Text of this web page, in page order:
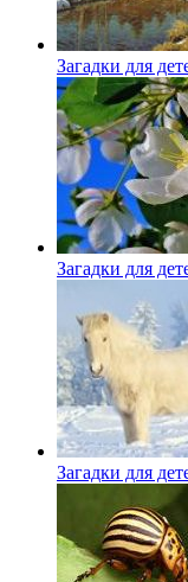
Загадки для
Загадки для
Загадки для